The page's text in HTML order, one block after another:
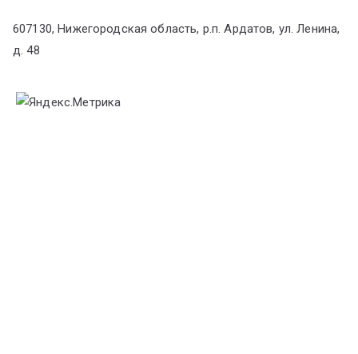
607130, Нижегородская область, р.п. Ардатов, ул. Ленина,
д. 48